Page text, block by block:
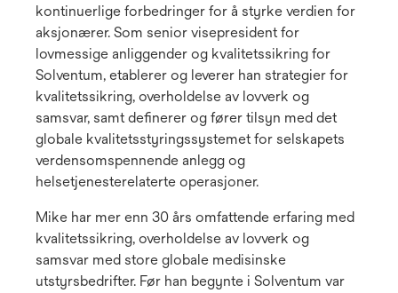
kontinuerlige forbedringer for å styrke verdien for
aksjonærer. Som senior visepresident for
lovmessige anliggender og kvalitetssikring for
Solventum, etablerer og leverer han strategier for
kvalitetssikring, overholdelse av lovverk og
samsvar, samt definerer og fører tilsyn med det
globale kvalitetsstyringssystemet for selskapets
verdensomspennende anlegg og
helsetjenesterelaterte operasjoner.
Mike har mer enn 30 års omfattende erfaring med
kvalitetssikring, overholdelse av lovverk og
samsvar med store globale medisinske
utstyrsbedrifter. Før han begynte i Solventum var